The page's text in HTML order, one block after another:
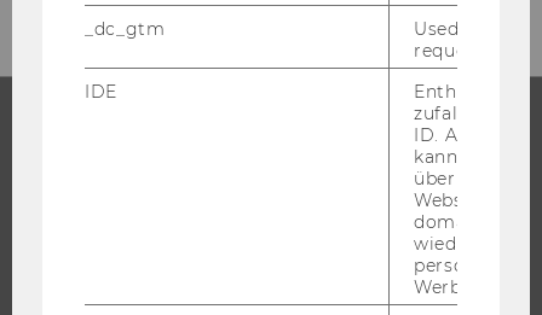
_dc_gtm
Used to
request rate.
IDE
Enthält eine
ID. Anhand
kann Google
über
Websites
Werbung